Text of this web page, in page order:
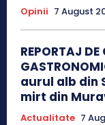
Opinii 7 August
REPORTAJ
aurul alb din
mirt din
Actualitate 7